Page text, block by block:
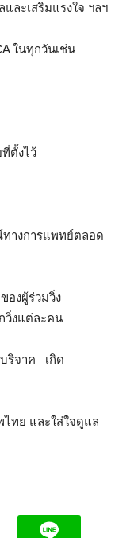
ละเสริมแรงใจ ฯลฯ
ในทุกวันเช่น
ตั้งไว้
างการแพทย์ตลอด
องผู้ร่วมวิ่ง
วิ่งแต่ละคน
ริจาค เกิด
ทย และใส่ใจดูแล